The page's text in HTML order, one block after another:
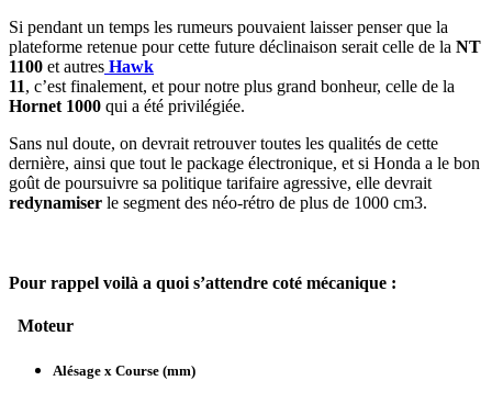
Si pendant un temps les rumeurs pouvaient laisser penser que la
plateforme retenue pour cette future déclinaison serait celle de la NT
1100 et autres Hawk
11, c’est finalement, et pour notre plus grand bonheur, celle de la
Hornet 1000 qui a été privilégiée.
Sans nul doute, on devrait retrouver toutes les qualités de cette
dernière, ainsi que tout le package électronique, et si Honda a le bon
goût de poursuivre sa politique tarifaire agressive, elle devrait
redynamiser le segment des néo-rétro de plus de 1000 cm3.
Pour rappel voilà a quoi s’attendre coté mécanique :
Moteur
Alésage x Course (mm)